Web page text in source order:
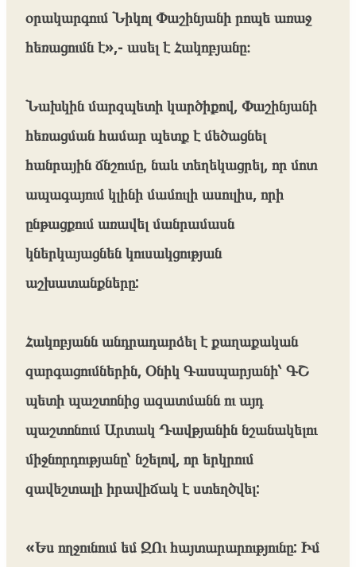
օրակարգում Նիկոլ Փաշինյանի րոպե առաջ
հեռացումն է»,- ասել է Հակոբյանը։
Նախկին մարզպետի կարծիքով, Փաշինյանի
հեռացման համար պետք է մեծացնել
հանրային ճնշումը, նաև տեղեկացրել, որ մոտ
ապագայում կլինի մամուլի ասուլիս, որի
ընթացքում առավել մանրամասն
կներկայացնեն կուսակցության
աշխատանքները:
Հակոբյանն անդրադարձել է քաղաքական
զարգացումներին, Օնիկ Գասպարյանի՝ ԳՇ
պետի պաշտոնից ազատմանն ու այդ
պաշտոնում Արտակ Դավթյանին նշանակելու
միջնորդությանը՝ նշելով, որ երկրում
զավեշտալի իրավիճակ է ստեղծվել:
«Ես ողջունում եմ ԶՈւ հայտարարությունը: Իմ